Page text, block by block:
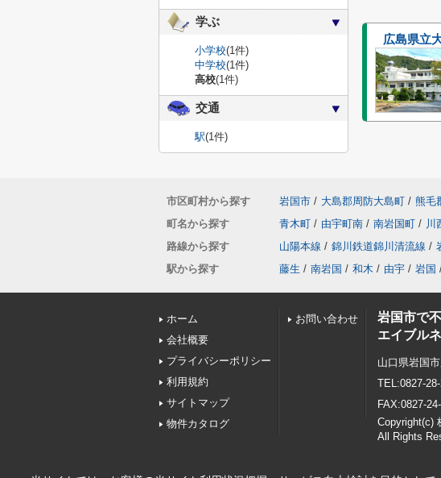
広島県立
学ぶ
小学校(1件)
中学校(1件)
高校(1件)
交通
駅(1件)
市区町村から探す 岩国市 / 大島郡周防大島町 / 熊毛
町名から探す
青木町 / 由宇町南 / 南岩国町 / 川
路線から探す
山陽本線 / 錦川鉄道錦川清流線 /
駅から探す
藤生 / 南岩国 / 和木 / 由宇 / 岩国
ホーム
会社概要
プライバシーポリシー
利用規約
サイトマップ
物件カタログ
お問い合わせ
岩国市で
エイブル
山口県岩国
TEL:0827-
FAX:0827-
Copyright(c)
All Rights